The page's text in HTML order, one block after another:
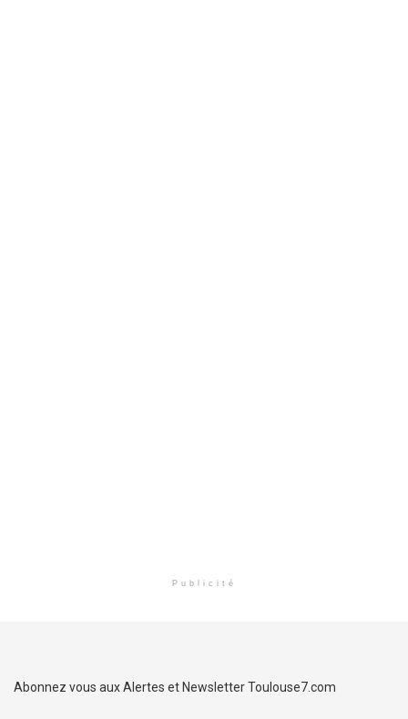
Publicité
Abonnez vous aux Alertes et Newsletter Toulouse7.com